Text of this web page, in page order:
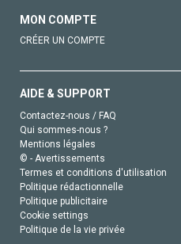
MON COMPTE
CRÉER UN COMPTE
AIDE & SUPPORT
Contactez-nous / FAQ
Qui sommes-nous ?
Mentions légales
© - Avertissements
Termes et conditions d'utilisation
Politique rédactionnelle
Politique publicitaire
Cookie settings
Politique de la vie privée